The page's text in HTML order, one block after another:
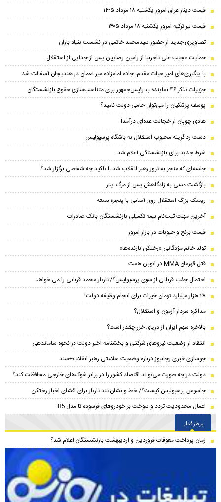
قیمت دینار عراق امروز یکشنبه ۱۸ مرداد ۱۴۰۵
قیمت لیر ترکیه امروز یکشنبه ۱۸ مرداد ۱۴۰۵
تصاویری جدید از حضور سیدمحمد خاتمی در نشست بنیاد باران
حمایت عجیب علی تاجرنیا از رامین رضاییان پس از جدایی از استقلال
با پیگیری‌های امیر حیات مقدم، جاده امامزاده میر نعمان در هندیجان آسفالت شد
جزییات تذکر ۴۶ نماینده به رئیس‌جمهور برای متناسب‌سازی حقوق بازنشستگان
پوسف پزشکیان را می‌توان حامی دولت نامید؟
هادی چوپان از خجالت عده‌ای درآمد!
دست رد گزینه محبوب استقلال به باشگاه پرسپولیس
شرط جدید برای بازنشستگی اعلام شد
جلسه‌ای که منجر به ترور رهبر انقلاب شد با تاکید چه شخصی برگزار شد؟
بازگشت مسی به زادگاهش پس از مرگ پدر
ریسک بزرگ استقلال روی آسانی با پنجره بسته
آخرین مهلت ثبت‌نام بیمه تکمیلی بازنشستگان بانک صادرات
قیمت برنج و حبوبات در بازار امروز
تولد خانم مژدگانیِِ «رختکن بازنده‌ها»
قتل قهرمان MMA در اتوبان همت
احتمال جذب قربانی از سوی پرسپولیس؟/ تارتار محمد قربانی را می خواهد
۲۸ هزار میلیارد تومان خیرات برای انجام وظیفه دولت!
مذاکره سردار آزمون و استقلال؟
بالاخره سهم ایران از دریای خزر چقدر است؟
انتقاد از وضعیت نیروهای شرکتی و بخشنامه اخیر دولت در نحوه ساماندهی
جوسازی خبری رجانیوز درباره وضعیت سلامتی رهبر انقلاب+سند
دولت در چه صورت می‌تواند اقتصاد کشور را در برابر شوک‌های خارجی محافظت کند؟
جاسوس پرسپولیس کیست؟/ خط و نشان تند تارتار برای افشای اخبار رختکن
اعمال محدودیت تردد و سوخت‌ بر خودروهای فرسوده تا مدل 85
پرطرفدار
زمان پرداخت معوقات فروردین و اردیبهشت بازنشستگان اعلام شد؟